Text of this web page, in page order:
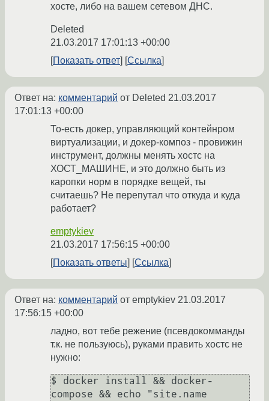
хосте, либо на вашем сетевом ДНС.
Deleted
21.03.2017 17:01:13 +00:00
Показать ответ
Ссылка
Ответ на: комментарий от Deleted 21.03.2017
17:01:13 +00:00
То-есть докер, управляющий контейнром
виртуализации, и докер-композ - провижин
инструмент, должны менять хостс на
ХОСТ_МАШИНЕ, и это должно быть из
каропки норм в порядке вещей, ты
считаешь? Не перепутал что откуда и куда
работает?
emptykiev
21.03.2017 17:56:15 +00:00
Показать ответы
Ссылка
Ответ на: комментарий от emptykiev 21.03.2017
17:56:15 +00:00
ладно, вот тебе режение (псевдокомманды
т.к. не пользуюсь), руками править хостс не
нужно:
$ docker install && docker-
compose && echo "site.name